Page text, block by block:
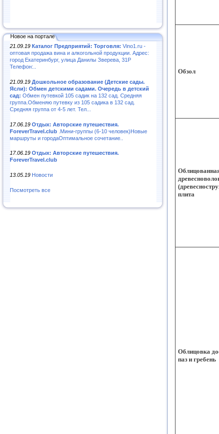
Новое на портале
21.09.19 Каталог Предприятий: Торговля: Vino1.ru -
оптовая продажа вина и алкогольной продукции. Адрес:
город Екатеринбург, улица Данилы Зверева, 31Р
Телефон:..
21.09.19 Дошкольное образование (Детские сады.
Ясли): Обмен детскими садами. Очередь в детский
сад: Обмен путевкой 105 садик на 132 сад. Средняя
группа.Обменяю путевку из 105 садика в 132 сад.
Средняя группа от 4-5 лет. Тел...
17.06.19 Отдых: Авторские путешествия.
ForeverTravel.club .Мини-группы (6-10 человек)Новые
маршруты и городаОптимальное сочетание..
17.06.19 Отдых: Авторские путешествия.
ForeverTravel.club
13.05.19 Новости
Посмотреть все
Обзол
плита
Облицовка
паз и гребень